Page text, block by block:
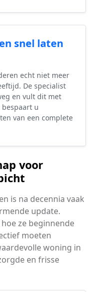
snel laten
echt niet meer
De specialist
en vult dit met
u
van een complete
voor
is na decennia vaak
update.
ze beginnende
moeten
woning in
en frisse